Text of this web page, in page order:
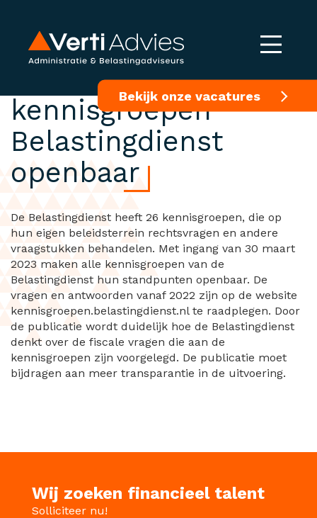
Bekijk onze vacatures
Standpunten
kennisgroepen
Belastingdienst
openbaar
De Belastingdienst heeft 26 kennisgroepen, die op
hun eigen beleidsterrein rechtsvragen en andere
vraagstukken behandelen. Met ingang van 30 maart
2023 maken alle kennisgroepen van de
Belastingdienst hun standpunten openbaar. De
vragen en antwoorden vanaf 2022 zijn op de website
kennisgroepen.belastingdienst.nl te raadplegen. Door
de publicatie wordt duidelijk hoe de Belastingdienst
denkt over de fiscale vragen die aan de
kennisgroepen zijn voorgelegd. De publicatie moet
bijdragen aan meer transparantie in de uitvoering.
Wij zoeken financieel talent
Solliciteer nu!